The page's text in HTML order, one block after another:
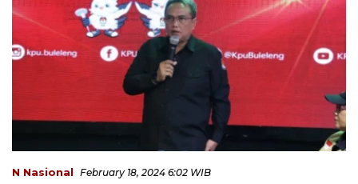
N Nasional February 18, 2024 6:02 WIB